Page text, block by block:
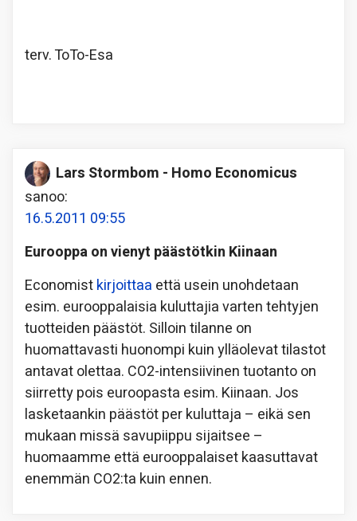
terv. ToTo-Esa
Lars Stormbom - Homo Economicus
sanoo:
16.5.2011 09:55
Eurooppa on vienyt päästötkin Kiinaan
Economistkirjoittaa että usein unohdetaan
esim. eurooppalaisia kuluttajia varten tehtyjen
tuotteiden päästöt. Silloin tilanne on
huomattavasti huonompi kuin ylläolevat tilastot
antavat olettaa. CO2-intensiivinen tuotanto on
siirretty pois euroopasta esim. Kiinaan. Jos
lasketaankin päästöt per kuluttaja – eikä sen
mukaan missä savupiippu sijaitsee –
huomaamme että eurooppalaiset kaasuttavat
enemmän CO2:ta kuin ennen.